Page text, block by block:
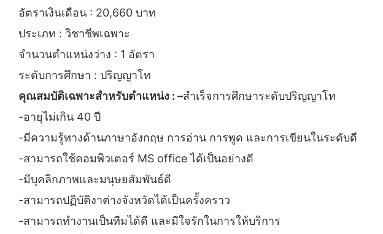
อัตราเงินเดือน : 20,660 บาท
ประเภท : วิชาชีพเฉพาะ
จำนวนตำแหน่งว่าง : 1 อัตรา
ระดับการศึกษา : ปริญญาโท
คุณสมบัติเฉพาะสำหรับตำแหน่ง : –สำเร็จการศึกษาระดับปริญญาโท
-อายุไม่เกิน 40 ปี
-มีความรู้ทางด้านภาษาอังกฤษ การอ่าน การพูด และการเขียนในระดับดี
-สามารถใช้คอมพิวเตอร์ MS office ได้เป็นอย่างดี
-มีบุคลิกภาพและมนุษยสัมพันธ์ดี
-สามารถปฏิบัติงาต่างจังหวัดได้เป็นครั้งคราว
-สามารถทำงานเป็นทีมได้ดี และมีใจรักในการให้บริการ